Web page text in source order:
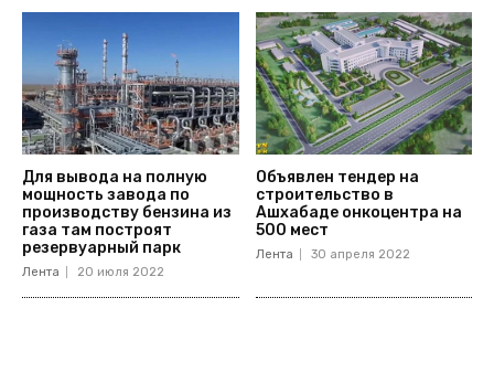
Для вывода на полную
мощность завода по
производству бензина из
газа там построят
резервуарный парк
Лента 20 июля 2022
Объявлен тендер на
строительство в
Ашхабаде онкоцентра на
500 мест
Лента 30 апреля 2022